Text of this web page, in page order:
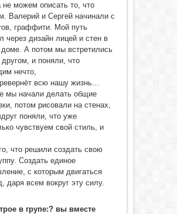
не можем описать то, что
Валерий и Сергей начинали с
граффити. Мой путь
через дизайн лицей и стен в
А потом мы встретились
другом, и поняли, что
нечто,
всю нашу жизнь…
мы начали делать общие
потом рисовали на стенах,
поняли, что уже
чувствуем свой стиль, и
что решили создать свою
Создать единое
с которым двигаться
даря всем вокруг эту силу.
в групе:? вы вместе